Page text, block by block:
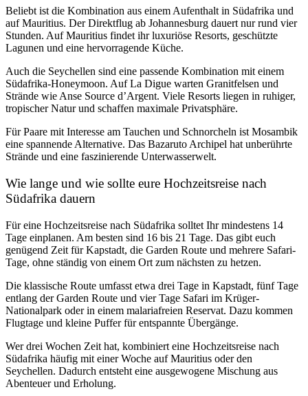
Beliebt ist die Kombination aus einem Aufenthalt in Südafrika und
aufMauritius. Der Direktflug ab Johannesburg dauert nur rund vier
Stunden. Auf Mauritius findet ihr luxuriöse Resorts, geschützte
Lagunen und eine hervorragende Küche.
Auch die Seychellen sind eine passende Kombination mit einem
Südafrika-Honeymoon. Auf La Digue warten Granitfelsen und
Strände wie Anse Source d’Argent. Viele Resorts liegen in ruhiger,
tropischer Natur und schaffen maximale Privatsphäre.
Für Paare mit Interesse am Tauchen und Schnorcheln ist Mosambik
eine spannende Alternative. Das Bazaruto Archipel hat unberührte
Strände und eine faszinierende Unterwasserwelt.
Wie lange und wie sollte eure Hochzeitsreise nach
Südafrika dauern
Für eine Hochzeitsreise nach Südafrika solltet Ihr mindestens 14
Tage einplanen. Am besten sind 16 bis 21 Tage. Das gibt euch
genügend Zeit für Kapstadt, die Garden Route und mehrere Safari-
Tage, ohne ständig von einem Ort zum nächsten zu hetzen.
Die klassische Route umfasst etwa drei Tage in Kapstadt, fünf Tage
entlang der Garden Route und vier Tage Safari im Krüger-
Nationalpark oder in einem malariafreien Reservat. Dazu kommen
Flugtage und kleine Puffer für entspannte Übergänge.
Wer drei Wochen Zeit hat, kombiniert eine Hochzeitsreise nach
Südafrika häufig mit einer Woche auf Mauritius oder den
Seychellen. Dadurch entsteht eine ausgewogene Mischung aus
Abenteuer und Erholung.